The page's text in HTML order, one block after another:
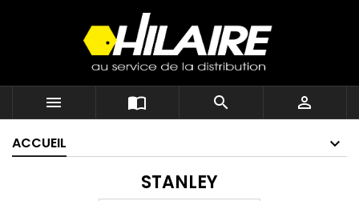
   
ACCUEIL
STANLEY